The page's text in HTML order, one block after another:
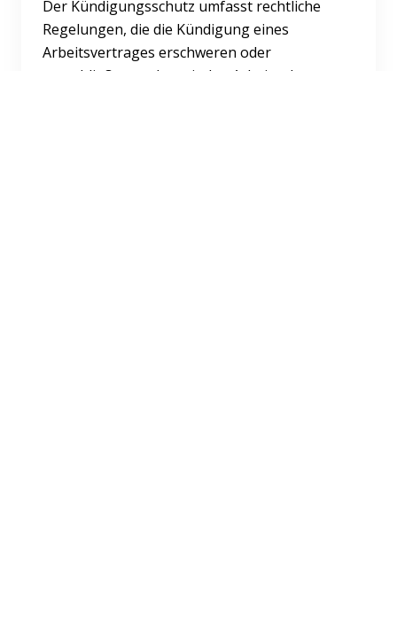
Der Kündigungsschutz umfasst rechtliche
Regelungen, die die Kündigung eines
Arbeitsvertrages erschweren oder
ausschließen und somit den Arbeitnehmer s...